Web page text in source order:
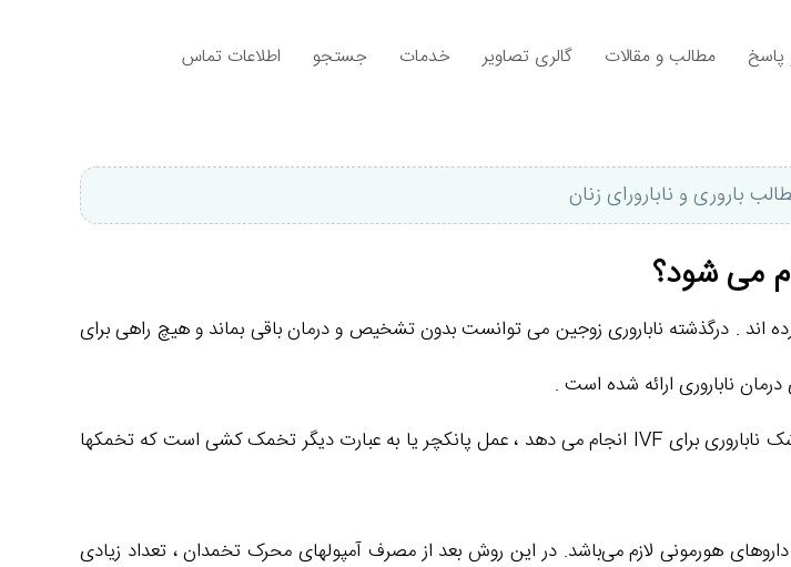
مطالب و مقالات گالری تصاویر خدمات جستجو اطلاعات تماس
باروری و نابارورای زنان
می شود؟
. درگذشته ناباروری زوجین می توانست بدون تشخیص و درمان باقی بماند و هیچ راهی برای
ناباروری ارائه شده است .
IVF یکی از راه های درمانی نوینِ ناباروری می باشد . یکی از مهم ترین اقداماتی که پزشک ناباروری برای IVF انجام می دهد ، عمل پانکچر یا به عبارت دیگر تخمک کشی است که تخمکها
هورمونی لازم می‌باشد. در این روش بعد از مصرف آمپولهای محرک تخمدان ، تعداد زیادی